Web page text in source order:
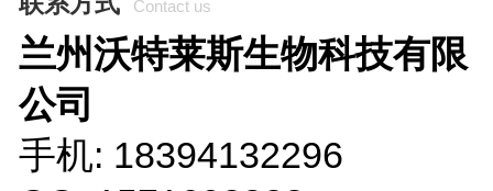
Contact us
兰州沃特莱斯生物科技有限
公司
手机: 18394132296